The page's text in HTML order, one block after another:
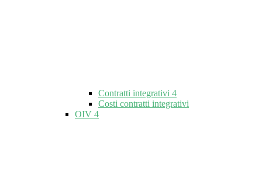
Contratti integrativi 4
Costi contratti integrativi
OIV 4